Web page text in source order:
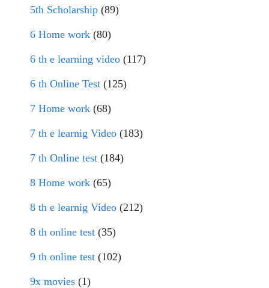
5th Scholarship (89)
6 Home work (80)
6 th e learning video (117)
6 th Online Test (125)
7 Home work (68)
7 th e learnig Video (183)
7 th Online test (184)
8 Home work (65)
8 th e learnig Video (212)
8 th online test (35)
9 th online test (102)
9x movies (1)